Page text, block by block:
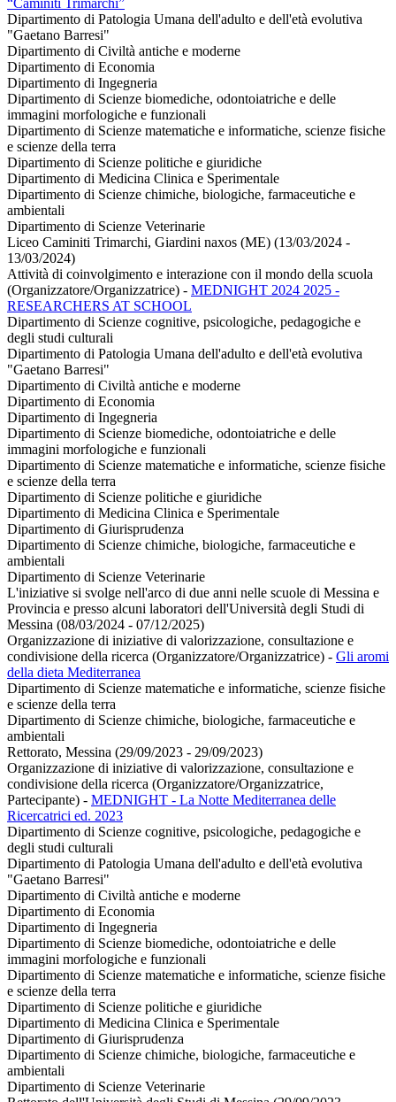
Dipartimento di Patologia Umana dell'adulto e dell'età evolutiva
"Gaetano Barresi"
Dipartimento di Civiltà antiche e moderne
Dipartimento di Economia
Dipartimento di Ingegneria
Dipartimento di Scienze biomediche, odontoiatriche e delle
immagini morfologiche e funzionali
Dipartimento di Scienze matematiche e informatiche, scienze fisiche
e scienze della terra
Dipartimento di Scienze politiche e giuridiche
Dipartimento di Medicina Clinica e Sperimentale
Dipartimento di Scienze chimiche, biologiche, farmaceutiche e
ambientali
Dipartimento di Scienze Veterinarie
Liceo Caminiti Trimarchi, Giardini naxos (ME) (13/03/2024 -
13/03/2024)
Attività di coinvolgimento e interazione con il mondo della scuola
(Organizzatore/Organizzatrice) - MEDNIGHT 2024 2025 -
RESEARCHERS AT SCHOOL
Dipartimento di Scienze cognitive, psicologiche, pedagogiche e
degli studi culturali
Dipartimento di Patologia Umana dell'adulto e dell'età evolutiva
"Gaetano Barresi"
Dipartimento di Civiltà antiche e moderne
Dipartimento di Economia
Dipartimento di Ingegneria
Dipartimento di Scienze biomediche, odontoiatriche e delle
immagini morfologiche e funzionali
Dipartimento di Scienze matematiche e informatiche, scienze fisiche
e scienze della terra
Dipartimento di Scienze politiche e giuridiche
Dipartimento di Medicina Clinica e Sperimentale
Dipartimento di Giurisprudenza
Dipartimento di Scienze chimiche, biologiche, farmaceutiche e
ambientali
Dipartimento di Scienze Veterinarie
L'iniziative si svolge nell'arco di due anni nelle scuole di Messina e
Provincia e presso alcuni laboratori dell'Università degli Studi di
Messina (08/03/2024 - 07/12/2025)
Organizzazione di iniziative di valorizzazione, consultazione e
condivisione della ricerca (Organizzatore/Organizzatrice) - Gli aromi
della dieta Mediterranea
Dipartimento di Scienze matematiche e informatiche, scienze fisiche
e scienze della terra
Dipartimento di Scienze chimiche, biologiche, farmaceutiche e
ambientali
Rettorato, Messina (29/09/2023 - 29/09/2023)
Organizzazione di iniziative di valorizzazione, consultazione e
condivisione della ricerca (Organizzatore/Organizzatrice,
Partecipante) - MEDNIGHT - La Notte Mediterranea delle
Ricercatrici ed. 2023
Dipartimento di Scienze cognitive, psicologiche, pedagogiche e
degli studi culturali
Dipartimento di Patologia Umana dell'adulto e dell'età evolutiva
"Gaetano Barresi"
Dipartimento di Civiltà antiche e moderne
Dipartimento di Economia
Dipartimento di Ingegneria
Dipartimento di Scienze biomediche, odontoiatriche e delle
immagini morfologiche e funzionali
Dipartimento di Scienze matematiche e informatiche, scienze fisiche
e scienze della terra
Dipartimento di Scienze politiche e giuridiche
Dipartimento di Medicina Clinica e Sperimentale
Dipartimento di Giurisprudenza
Dipartimento di Scienze chimiche, biologiche, farmaceutiche e
ambientali
Dipartimento di Scienze Veterinarie